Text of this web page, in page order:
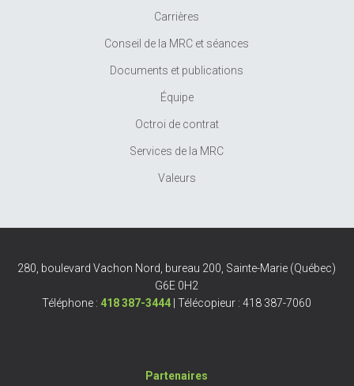
Carrières
Conseil de la MRC et séances
Documents et publications
Équipe
Octroi de contrat
Services de la MRC
Valeurs
280, boulevard Vachon Nord, bureau 200, Sainte-Marie (Québec)
G6E 0H2
Téléphone : 418 387-3444 | Télécopieur : 418 387-7060
Partenaires